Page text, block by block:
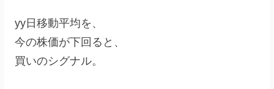
yy日移動平均を、
今の株価が下回ると、
買いのシグナル。